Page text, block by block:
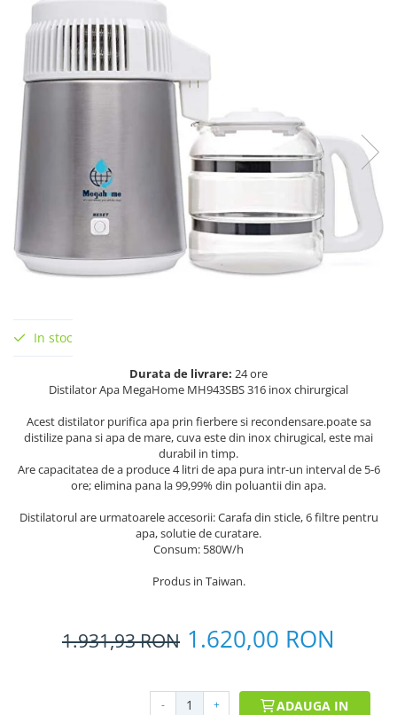
In stoc
Durata de livrare: 24 ore
Distilator Apa MegaHome MH943SBS 316 inox chirurgical
Acest distilator purifica apa prin fierbere si recondensare.poate sa
distilize pana si apa de mare, cuva este din inox chirugical, este mai
durabil in timp.
Are capacitatea de a produce 4 litri de apa pura intr-un interval de 5-6
ore; elimina pana la 99,99% din poluantii din apa.
Distilatorul are urmatoarele accesorii: Carafa din sticle, 6 filtre pentru
apa, solutie de curatare.
Consum: 580W/h
Produs in Taiwan.
1.931,93RON 1.620,00 RON
- +
ADAUGA IN